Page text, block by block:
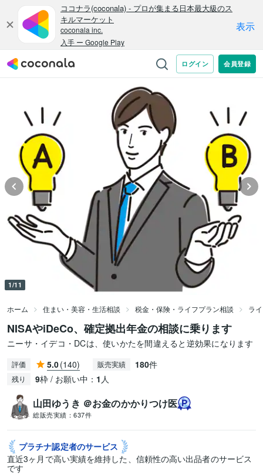
1/11
ホーム 住まい・美容・生活相談 税金・保険・ライフプラン相談 ラ
NISAやiDeCo、確定拠出年金の相談に乗ります
ニーサ・イデコ・DCは、使いかたを間違えると逆効果になります
評価 5.0(140) 販売実績 180件
残り 9枠 / お願い中： 1 人
山田ゆうき ＠お金のかかりつけ医
総販売実績： 637件
プラチナ認定者のサービス
直近3ヶ月で高い実績を維持した、信頼性の高い出品者のサービス
です